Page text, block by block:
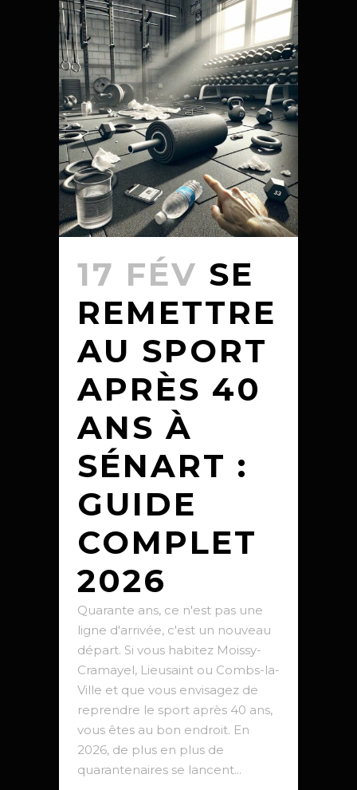
17 FÉV SE
REMETTRE
AU SPORT
APRÈS 40
ANS À
SÉNART :
GUIDE
COMPLET
2026
Quarante ans, ce n'est pas une
ligne d'arrivée, c'est un nouveau
départ. Si vous habitez Moissy-
Cramayel, Lieusaint ou Combs-la-
Ville et que vous envisagez de
reprendre le sport après 40 ans,
vous êtes au bon endroit. En
2026, de plus en plus de
quarantenaires se lancent...